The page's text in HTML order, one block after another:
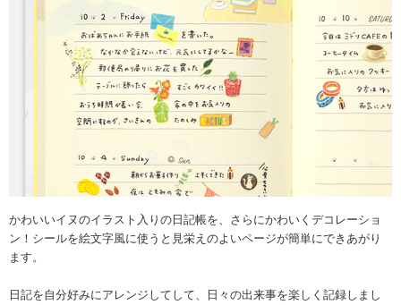
かわいいイヌのイラスト入りの日記帳を、さらにかわいくデコレーショ
ン！シールを絵文字風に使うと見栄えのよいページが簡単にできあがり
ます。
日記を自分好みにアレンジしてして、日々の出来事を楽しく記録しまし